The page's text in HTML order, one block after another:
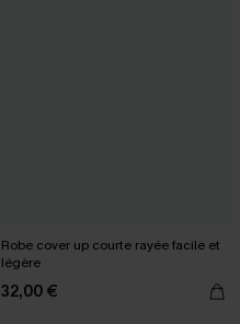
Robe cover up courte rayée facile et
légère
32,00 €